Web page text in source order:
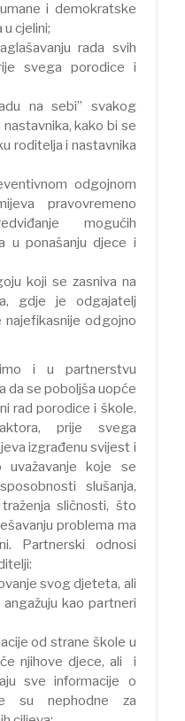
i demokratske
cjelini;
rada svih
svega porodice i
na sebi” svakog
kako bi se
roditelja i nastavnika
odgojnom
pravovremeno
mogućih
u ponašanju djece i
koji se zasniva na
gdje je odgajatelj
najefikasnije odgojno
i u partnerstvu
da se poboljša uopće
rad porodice i škole.
prije svega
izgrađenu svijest i
uvažavanje koje se
slušanja,
traženja sličnosti, što
problema ma
Partnerski odnosi
svog djeteta, ali
kao partneri
od strane škole u
njihove djece, ali i
sve informacije o
su nephodne za